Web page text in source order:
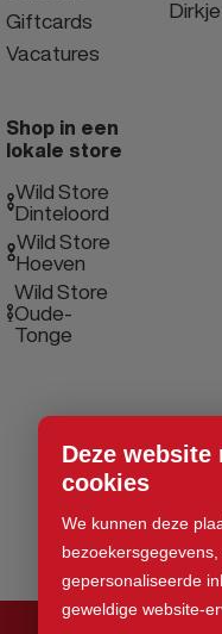
Deze website
cookies
We kunnen deze
gepersonaliseerde
geweldige website-
Giftcards
Vacatures
Dirkje
Shop in een
lokale store
Wild Store
Dinteloord
Wild Store
Hoeven
Wild Store
Oude-
Tonge